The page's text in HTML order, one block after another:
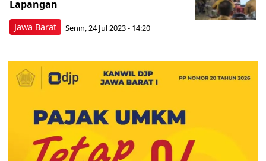
Jawa Barat
Lapangan
Senin, 24 Jul 2023 - 14:20